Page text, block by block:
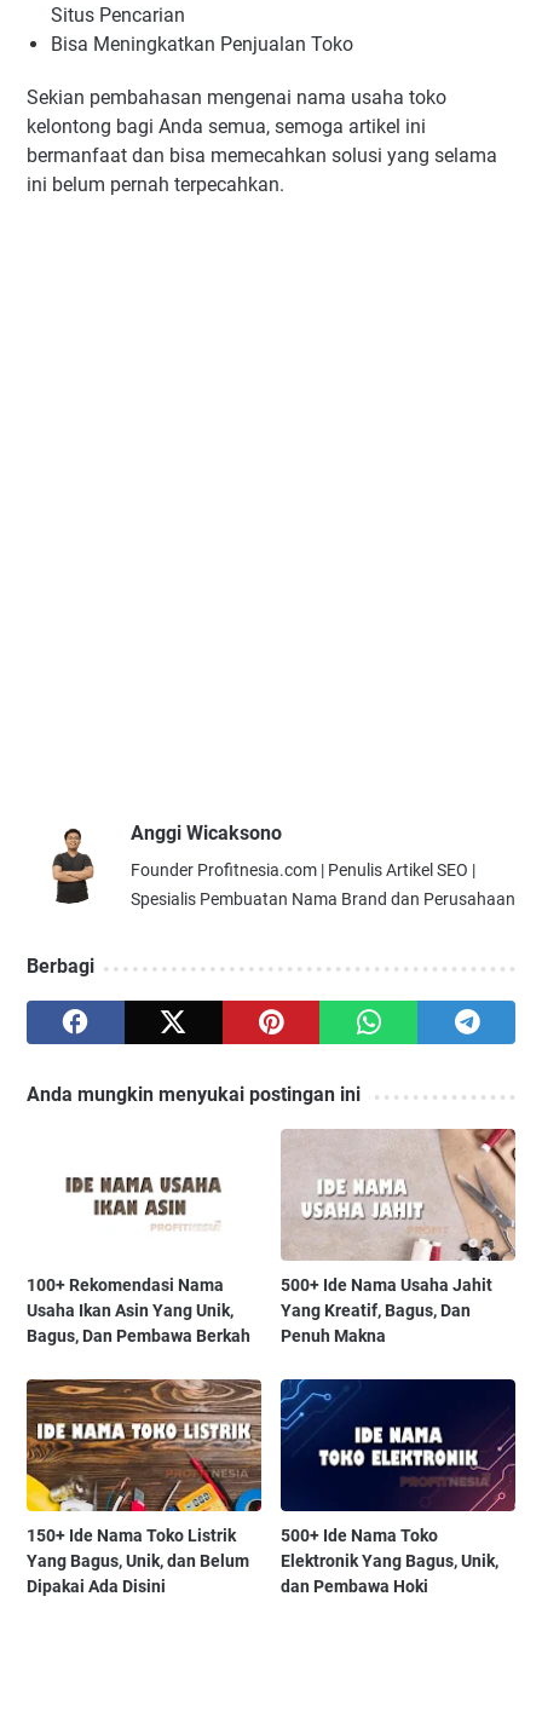
Situs Pencarian
Bisa Meningkatkan Penjualan Toko
Sekian pembahasan mengenai nama usaha toko
kelontong bagi Anda semua, semoga artikel ini
bermanfaat dan bisa memecahkan solusi yang selama
ini belum pernah terpecahkan.
Anggi Wicaksono
Founder Profitnesia.com | Penulis Artikel SEO |
Spesialis Pembuatan Nama Brand dan Perusahaan
Berbagi
Anda mungkin menyukai postingan ini
100+ Rekomendasi Nama
Usaha Ikan Asin Yang Unik,
Bagus, Dan Pembawa Berkah
500+ Ide Nama Usaha Jahit
Yang Kreatif, Bagus, Dan
Penuh Makna
150+ Ide Nama Toko Listrik
Yang Bagus, Unik, dan Belum
Dipakai Ada Disini
500+ Ide Nama Toko
Elektronik Yang Bagus, Unik,
dan Pembawa Hoki